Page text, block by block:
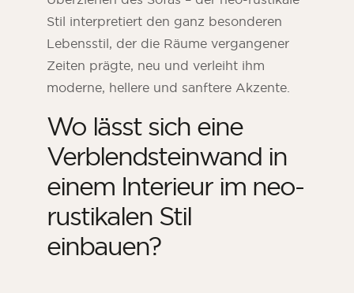
Stil interpretiert den ganz besonderen
Lebensstil, der die Räume vergangener
Zeiten prägte, neu und verleiht ihm
moderne, hellere und sanftere Akzente.
Wo lässt sich eine
Verblendsteinwand in
einem Interieur im neo-
rustikalen Stil
einbauen?